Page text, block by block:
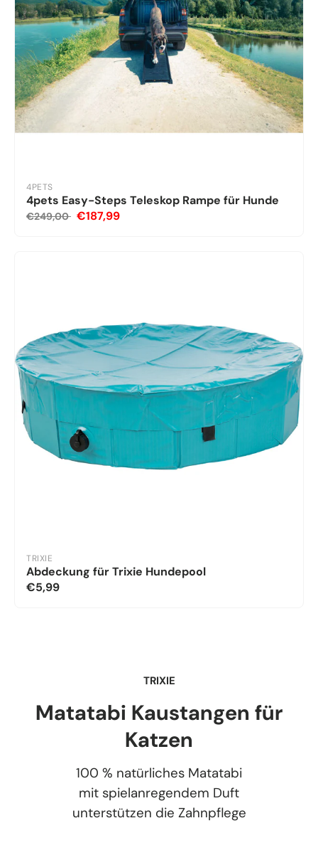
4PETS
4pets Easy-Steps Teleskop Rampe für Hunde
€249,00 €187,99
TRIXIE
Abdeckung für Trixie Hundepool
€5,99
TRIXIE
Matatabi Kaustangen für
Katzen
100 % natürliches Matatabi
mit spielanregendem Duft
unterstützen die Zahnpflege